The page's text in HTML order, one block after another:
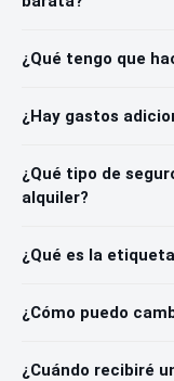
¿Qué tengo que
¿Hay gastos
¿Qué tipo de
alquiler?
¿Qué es la
¿Cómo puedo
¿Cuándo recibiré